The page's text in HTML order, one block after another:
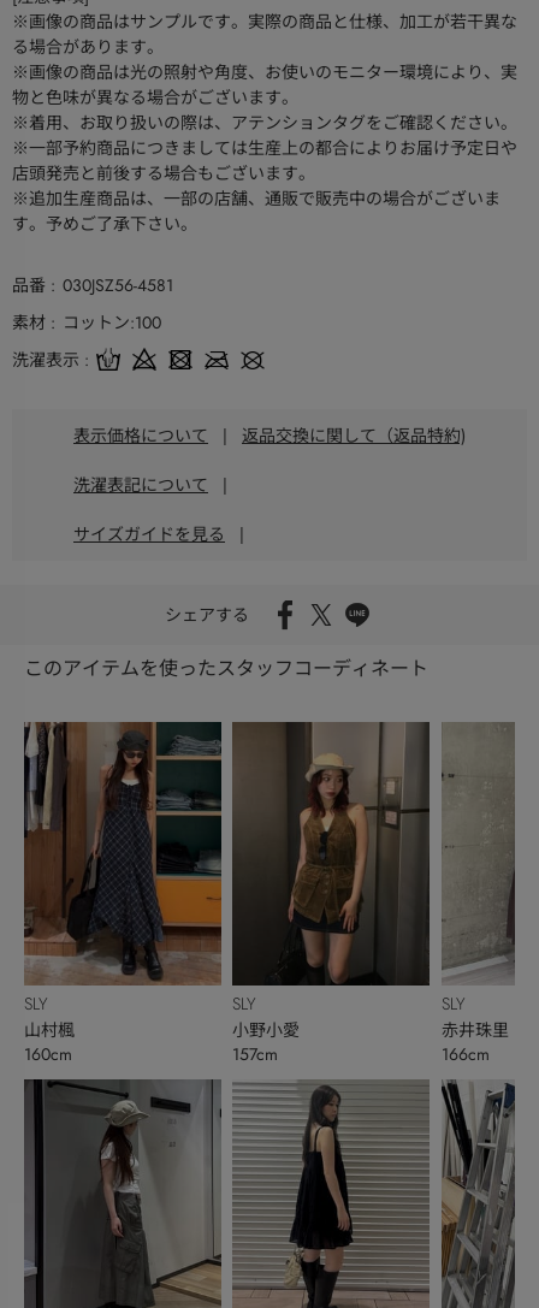
※画像の商品はサンプルです。実際の商品と仕様、加工が若干異な
る場合があります。
※画像の商品は光の照射や角度、お使いのモニター環境により、実
物と色味が異なる場合がございます。
※着用、お取り扱いの際は、アテンションタグをご確認ください。
※一部予約商品につきましては生産上の都合によりお届け予定日や
店頭発売と前後する場合もございます。
※追加生産商品は、一部の店舗、通販で販売中の場合がございま
す。予めご了承下さい。
品番
030JSZ56-4581
素材
コットン:100
洗濯表示
表示価格について | 返品交換に関して（返品特約)
洗濯表記について |
サイズガイドを見る |
シェアする
このアイテムを使ったスタッフコーディネート
SLY
山村楓
160cm
SLY
小野小愛
157cm
SLY
赤井珠里
166cm